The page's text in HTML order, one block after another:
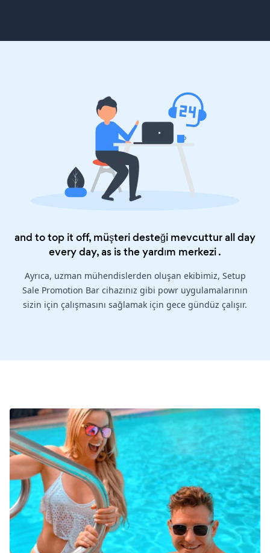
and to top it off, müşteri desteği mevcuttur all day
every day, as is theyardım merkezi.
Ayrıca, uzman mühendislerden oluşan ekibimiz, Setup
Sale Promotion Bar cihazınız gibi powr uygulamalarının
sizin için çalışmasını sağlamak için gece gündüz çalışır.